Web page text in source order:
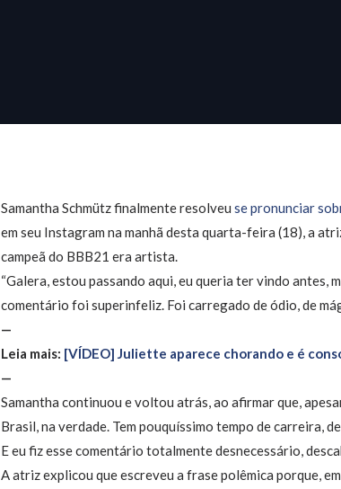
Samantha Schmütz finalmente resolveuse pronunciar
em seu Instagram na manhã desta quarta-feira (18), a
campeã do BBB21 era artista.
“Galera, estou passando aqui, eu queria ter vindo antes,
comentário foi superinfeliz. Foi carregado de ódio, de
—
Leia mais: [VÍDEO] Juliette aparece chorando e é
—
Samantha continuou e voltou atrás, ao afirmar que,
Brasil, na verdade. Tem pouquíssimo tempo de carreira,
E eu fiz esse comentário totalmente desnecessário,
A atriz explicou que escreveu a frase polêmica porque,